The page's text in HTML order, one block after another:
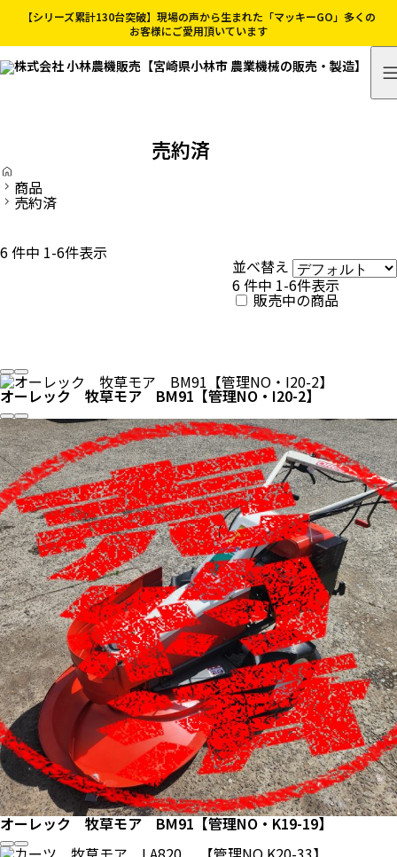
【シリーズ累計130台突破】現場の声から生まれた「マッキーGO」多くの
お客様にご愛用頂いています
売約済
O
M
E
商品
売約済
6 件中 1-6件表示
並べ替え
6 件中 1-6件表示
販売中の商品
オーレック 牧草モア BM91【管理NO・I20-2】
オーレック 牧草モア BM91【管理NO・K19-19】